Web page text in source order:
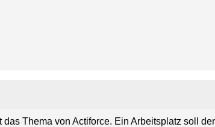
Thema von Actiforce. Ein Arbeitsplatz soll